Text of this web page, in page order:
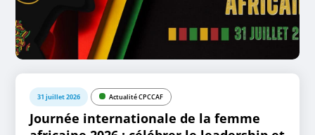
31 juillet 2026 Actualité CPCCAF
Journée internationale de la femme